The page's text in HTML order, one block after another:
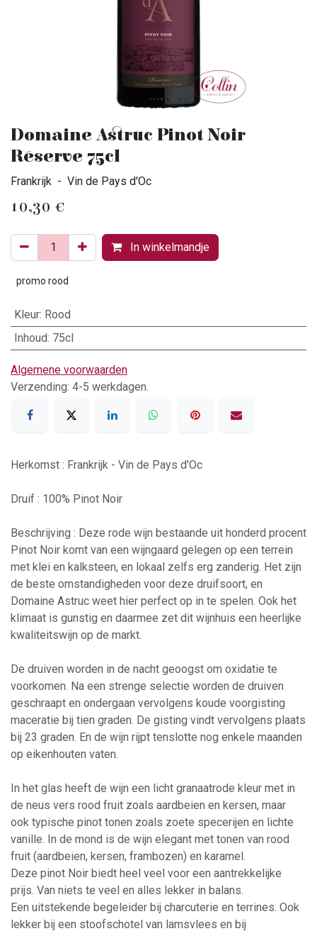
Domaine Astruc Pinot Noir
Réserve 75cl
Frankrijk - Vin de Pays d'Oc
10,30 €
In winkelmandje
promo rood
Kleur: Rood
Inhoud: 75cl
Algemene voorwaarden
Verzending: 4-5 werkdagen.
Herkomst : Frankrijk - Vin de Pays d'Oc
Druif : 100% Pinot Noir
Beschrijving : Deze rode wijn bestaande uit honderd procent
Pinot Noir komt van een wijngaard gelegen op een terrein
met klei en kalksteen, en lokaal zelfs erg zanderig. Het zijn
de beste omstandigheden voor deze druifsoort, en
Domaine Astruc weet hier perfect op in te spelen. Ook het
klimaat is gunstig en daarmee zet dit wijnhuis een heerlijke
kwaliteitswijn op de markt.
De druiven worden in de nacht geoogst om oxidatie te
voorkomen. Na een strenge selectie worden de druiven
geschraapt en ondergaan vervolgens koude voorgisting
maceratie bij tien graden. De gisting vindt vervolgens plaats
bij 23 graden. En de wijn rijpt tenslotte nog enkele maanden
op eikenhouten vaten.
In het glas heeft de wijn een licht granaatrode kleur met in
de neus vers rood fruit zoals aardbeien en kersen, maar
ook typische pinot tonen zoals zoete specerijen en lichte
vanille. In de mond is de wijn elegant met tonen van rood
fruit (aardbeien, kersen, frambozen) en karamel.
Deze pinot Noir biedt heel veel voor een aantrekkelijke
prijs. Van niets te veel en alles lekker in balans.
Een uitstekende begeleider bij charcuterie en terrines. Ook
lekker bij een stoofschotel van lamsvlees en bij